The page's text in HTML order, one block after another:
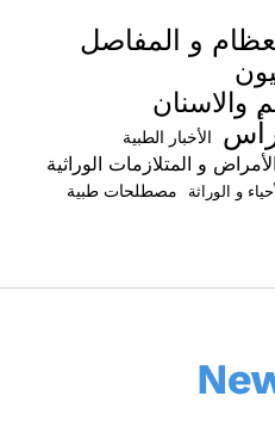
و المفاصل
والاسنان
الأخبار الطبية
الأمراض و المتلازمات الوراثية
و الوراثة مصطلحات طبية